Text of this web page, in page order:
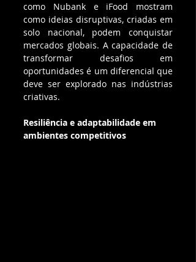
como Nubank e iFood mostram
como ideias disruptivas, criadas em
solo nacional, podem conquistar
mercados globais. A capacidade de
transformar desafios em
oportunidades é um diferencial que
deve ser explorado nas indústrias
criativas.
Resiliência e adaptabilidade em
ambientes competitivos